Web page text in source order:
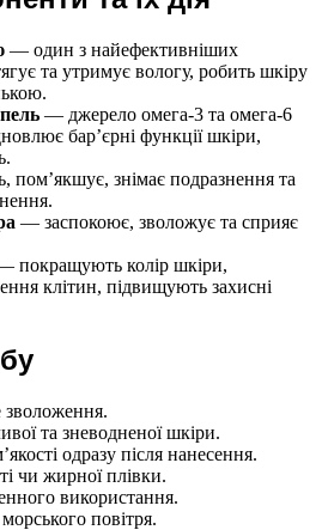
— один з найефективніших
та утримує вологу, робить шкіру
— джерело омега-3 та омега-6
бар’єрні функції шкіри,
знімає подразнення та
— заспокоює, зволожує та сприяє
покращують колір шкіри,
клітин, підвищують захисні
зволоження.
та зневодненої шкіри.
одразу після нанесення.
чи жирної плівки.
використання.
повітря.